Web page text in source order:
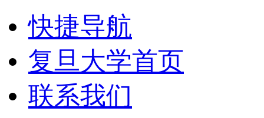
快捷导航
复旦大学首页
联系我们